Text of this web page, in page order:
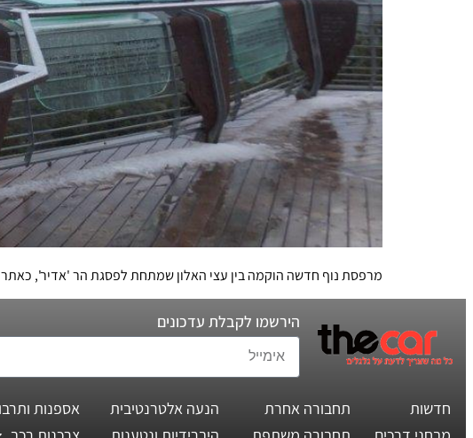
מרפסת נוף חדשה הוקמה בין עצי האלון שמתחת לפסגת הר 'אדיר', כאתר הנצחה ל-121 חללי צה"ל
הירשמו לקבלת עדכונים
חדשות
תחבורה אחרת
הנעה אלטרנטיבית
אספנות